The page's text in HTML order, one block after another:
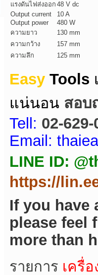
แรงดันไฟส่งออก 48 V dc
Output current
10 A
Output power
480 W
ความยาว
130 mm
ความกว้าง
157 mm
ความลึก
125 mm
Easy Tools
แน่นอน สอบ
Tell: 02-629-
Email:
LINE ID:
https://
If you have
please feel
more than
รายการ เครื่